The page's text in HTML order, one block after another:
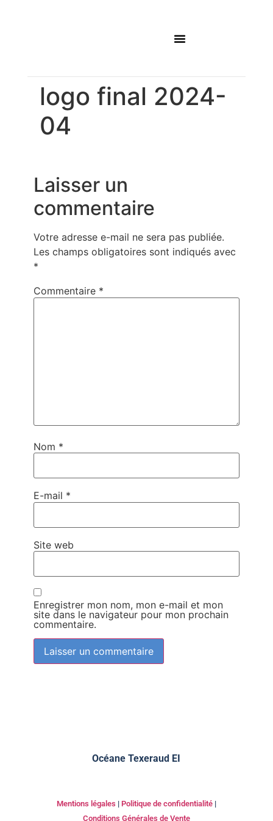
logo final 2024-
04
Laisser un
commentaire
Votre adresse e-mail ne sera pas publiée.
Les champs obligatoires sont indiqués avec
*
Commentaire *
Nom *
E-mail *
Site web
Enregistrer mon nom, mon e-mail et mon
site dans le navigateur pour mon prochain
commentaire.
Océane Texeraud EI
Mentions légales | Politique de confidentialité|
Conditions Générales de Vente